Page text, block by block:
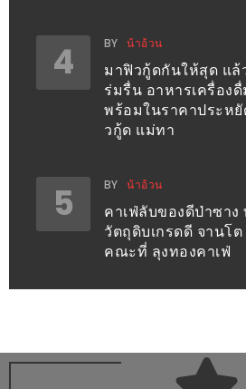
งบ
บาน
ปลาย
300
บาท
เกี่ยว
กับ
อ้วน
4 BY น้าอ้วน
มาฟิวกู้ดกันให้สุด แล้
ร่มรื่น อาหารเครื่อง
พร้อมในราคาประห
วกู้ด แม่ทา
5 BY น้าอ้วน
คาเฟ่ลับของดีป่าซาง
วัตถุดิบเกรดดี จานโ
คณะที่ ลุงทองคาเฟ่